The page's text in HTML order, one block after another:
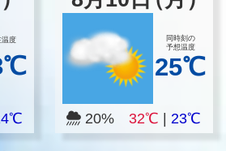
温度
同時刻の
予想温度
25℃
20%32℃ |23℃